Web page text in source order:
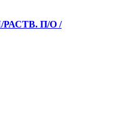
П/О /